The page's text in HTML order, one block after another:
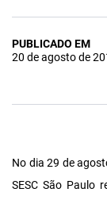
PUBLICADO EM
20 de agosto de
No dia 29 de
SESC São Paulo